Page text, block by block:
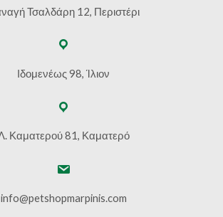
Τσαλδάρη 12, Περιστέρι
Ιδομενέως 98, Ίλιον
Καματερού 81, Καματερό
info@petshopmarpinis.com